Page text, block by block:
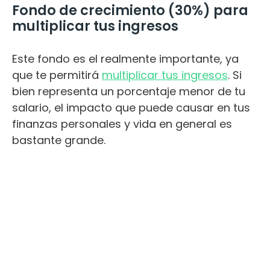
Fondo de crecimiento (30%) para
multiplicar tus ingresos
Este fondo es el realmente importante, ya
que te permitirá multiplicar tus ingresos. Si
bien representa un porcentaje menor de tu
salario, el impacto que puede causar en tus
finanzas personales y vida en general es
bastante grande.